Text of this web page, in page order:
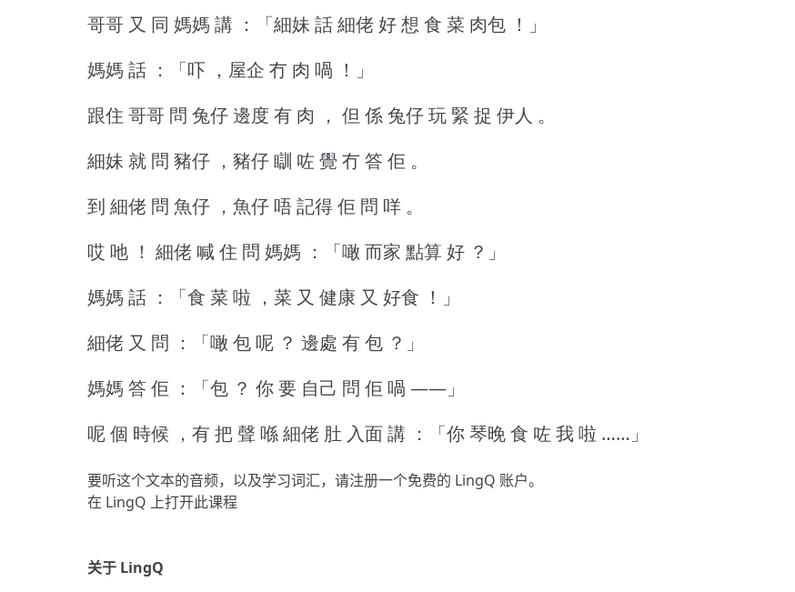
哥哥 又 同 媽媽 講 ：「細妹 話 細佬 好 想 食 菜 肉包 ！」
媽媽 話 ：「吓 ，屋企 冇 肉 喎 ！」
跟住 哥哥 問 兔仔 邊度 有 肉 ， 但 係 兔仔 玩 緊 捉 伊人 。
細妹 就 問 豬仔 ，豬仔 瞓 咗 覺 冇 答 佢 。
到 細佬 問 魚仔 ，魚仔 唔 記得 佢 問 咩 。
哎 吔 ！ 細佬 喊 住 問 媽媽 ：「噉 而家 點算 好 ？」
媽媽 話 ：「食 菜 啦 ，菜 又 健康 又 好食 ！」
細佬 又 問 ：「噉 包 呢 ？ 邊處 有 包 ？」
媽媽 答 佢 ：「包 ？ 你 要 自己 問 佢 喎 ——」
呢 個 時候 ，有 把 聲 喺 細佬 肚 入面 講 ：「你 琴晚 食 咗 我 啦 ……」
要听这个文本的音频，以及学习词汇，请注册一个免费的 LingQ 账户。
在 LingQ 上打开此课程
关于 LingQ